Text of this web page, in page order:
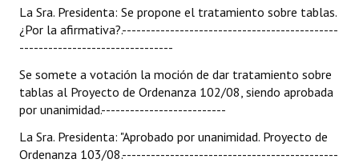
La Sra. Presidenta: Se propone el tratamiento sobre tablas.
¿Por la afirmativa?.---------------------------------------------
--------------------------------
Se somete a votación la moción de dar tratamiento sobre
tablas al Proyecto de Ordenanza 102/08, siendo aprobada
por unanimidad.--------------------------
La Sra. Presidenta: "Aprobado por unanimidad. Proyecto de
Ordenanza 103/08.---------------------------------------------